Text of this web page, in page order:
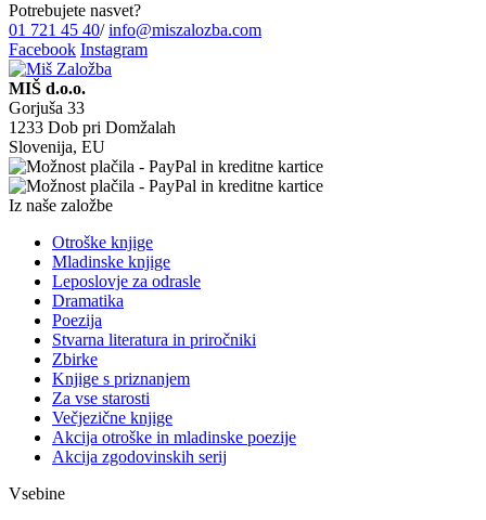
Potrebujete nasvet?
01 721 45 40/ info@miszalozba.com
Facebook Instagram
MIŠ d.o.o.
Gorjuša 33
1233 Dob pri Domžalah
Slovenija, EU
Iz naše založbe
Otroške knjige
Mladinske knjige
Leposlovje za odrasle
Dramatika
Poezija
Stvarna literatura in priročniki
Zbirke
Knjige s priznanjem
Za vse starosti
Večjezične knjige
Akcija otroške in mladinske poezije
Akcija zgodovinskih serij
Vsebine